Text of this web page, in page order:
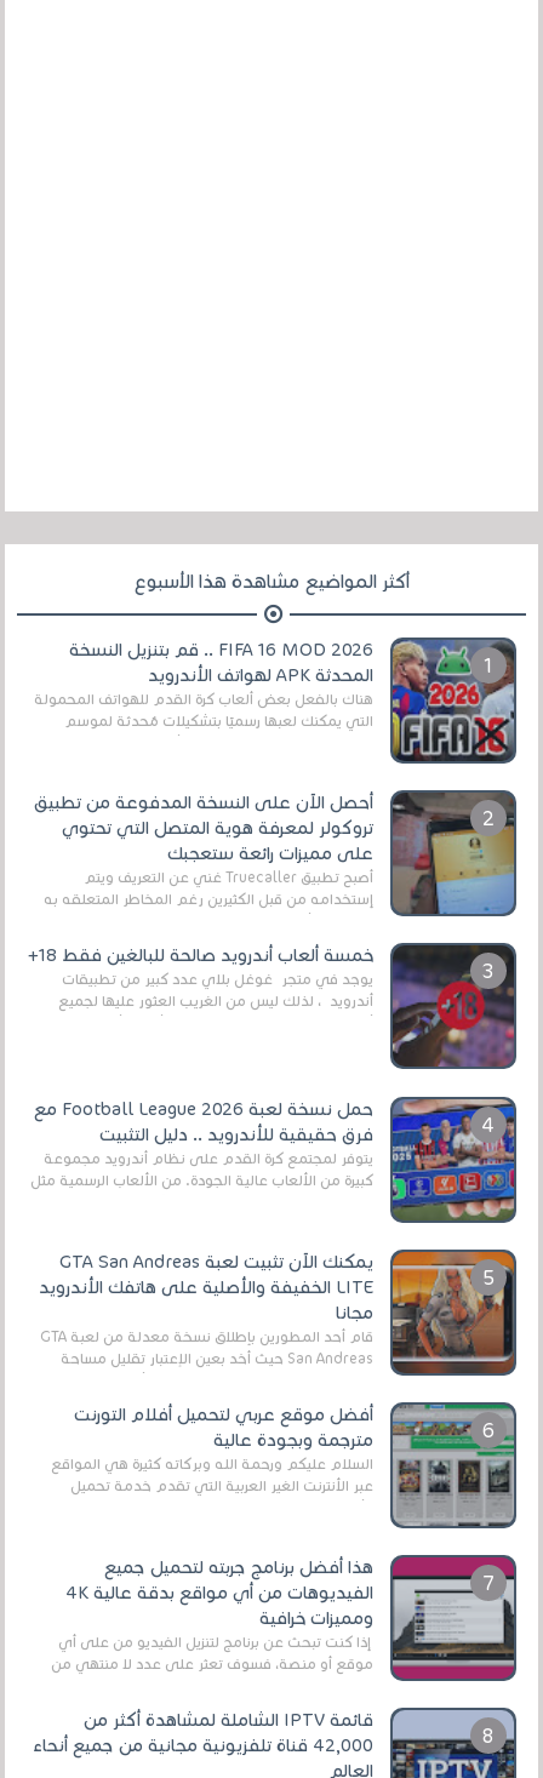
أكثر المواضيع مشاهدة هذا الأسبوع
FIFA 16 MOD 2026 .. قم بتنزيل النسخة
المحدثة APK لهواتف الأندرويد
هناك بالفعل بعض ألعاب كرة القدم للهواتف المحمولة
التي يمكنك لعبها رسميًا بتشكيلات مُحدثة لموسم
أحصل الآن على النسخة المدفوعة من تطبيق
تروكولر لمعرفة هوية المتصل التي تحتوي
على مميزات رائعة ستعجبك
أصبح تطبيق Truecaller غني عن التعريف ويتم
إستخدامه من قبل الكثيرين رغم المخاطر المتعلقه به
خمسة ألعاب أندرويد صالحة للبالغين فقط 18+
يوجد في متجر غوغل بلاي عدد كبير من تطبيقات
أندرويد ، لذلك ليس من الغريب العثور عليها لجميع
حمل نسخة لعبة Football League 2026 مع
فرق حقيقية للأندرويد .. دليل التثبيت
يتوفر لمجتمع كرة القدم على نظام أندرويد مجموعة
كبيرة من الألعاب عالية الجودة. من الألعاب الرسمية مثل
يمكنك الآن تثبيت لعبة GTA San Andreas
LITE الخفيفة والأصلية على هاتفك الأندرويد
مجانا
قام أحد المطورين بإطلاق نسخة معدلة من لعبة GTA
San Andreas حيث أخد بعين الإعتبار تقليل مساحة
أفضل موقع عربي لتحميل أفلام التورنت
مترجمة وبجودة عالية
السلام عليكم ورحمة الله وبركاته كثيرة هي المواقع
عبر الأنترنت الغير العربية التي تقدم خدمة تحميل
الأفلام على التورنت ، ومعظم هذه المواقع ل...
هذا أفضل برنامج جربته لتحميل جميع
الفيديوهات من أي مواقع بدقة عالية 4K
ومميزات خرافية
إذا كنت تبحث عن برنامج لتنزيل الفيديو من على أي
موقع أو منصة، فسوف تعثر على عدد لا منتهي من
قائمة IPTV الشاملة لمشاهدة أكثر من
42,000 قناة تلفزيونية مجانية من جميع أنحاء
العالم